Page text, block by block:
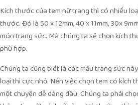
Kích thước của tem nữ trang thì có nhiều
thước. Đó là 50 x 12mm, 40 x 11mm, 30x
món trang sức. Mà chúng ta sẽ chọn kích
phù hợp.
Chúng ta cũng biết là các mẫu trang sức
loại thì cực nhỏ. Nên việc chọn tem có kích
một chuyện dễ dàng đâu. Chúng ta phải